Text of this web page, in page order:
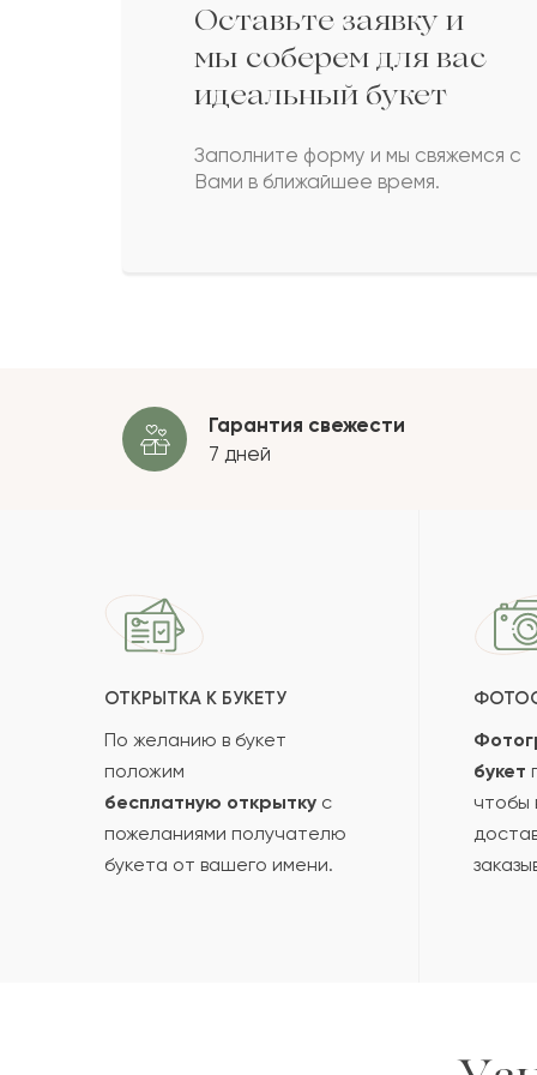
Оставьте заявку и
мы соберем для вас
идеальный букет
Заполните форму и мы свяжемся с
Вами в ближайшее время.
Гарантия свежести
7 дней
ОТКРЫТКА К БУКЕТУ
По желанию в букет
положим
бесплатную открытку с
пожеланиями получателю
букета от вашего имени.
букет
чтобы